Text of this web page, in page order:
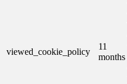
viewed_cookie_policy
11
months